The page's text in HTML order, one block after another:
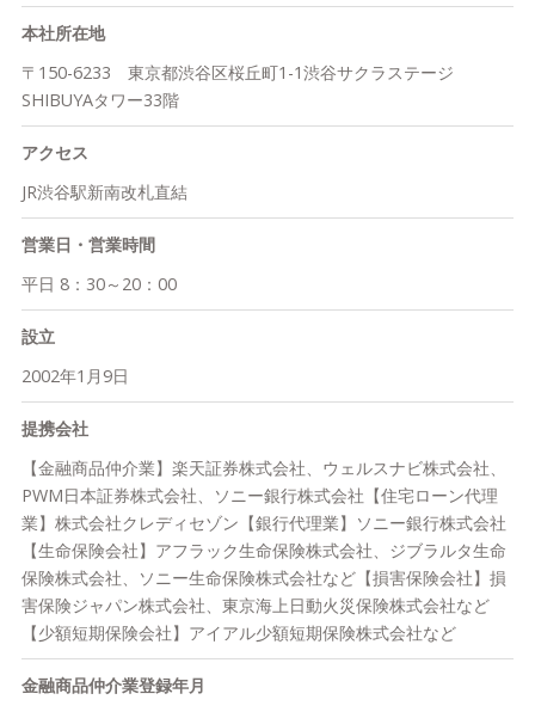
ライフプランを作成
必要な金融商品をご提供
メリット３ご加入いただいた後の アフターサービスまで 一貫し
④人生に関わる内容をじっくりと考えていただきたいから、ご相
談は何度でも無料です
「相談に費用はかかるのですか？」という質問をよくいただきま
す。ブロードマインドでは、原則として何度ご相談いただいて
値をご提供いたします】
き出し、あらゆる情報をご提供することで課題解決に導くことが
コンサルティングの本質である」という想いのもと、大手保険会
社に所属していた私は2002年1月にブロードマインドを設立しま
した。
その後私たちは、お客様のお金に関するあらゆるニーズに応える
ことのできる体制を構築し、情報提供から解決策へと導く質の高
いサービスを提供し続けることでお客様やビジネスパートナーか
ら選ばれ続けてきました。一方で、個人・法人を問わず私たちの
お客様を取り巻く環境は刻々と変化しています。
ます＞
弊社のコンサルタントはお客様のあらゆるニーズにお応えするた
めに、常にタイムリーで正確な情報と共にサービスをご提供しま
す。そのために、最新のコンサルティング事例や、税務・社会保
障などの制度の変更などについて学ぶために社外の専門家を招い
た勉強会を定期的に行うなど、自己研鑽を欠かしません。高い専
門性を持つプロフェッショナルが、お客様のあらゆるニーズにお
②カスタマーセンターを設置し､アフターサービスまでしっかり
私たちが取り扱う金融商品は、ご契約をいただいただけでは、お
客様の手元にはその価値の半分があるにすぎず、残り半分の価値
は、しっかりと活用していただけることで初めて生まれます。弊
社では、専任のスタッフを配置したカスタマーセンターを設置
し、ご契約内容の変更などのアフターサービスをご提供していま
す。ご契約だけでなく、その後のフォローについてもお任せくだ
さい。
③豊富な外部の専門家ネットワークを活用した高度なソリューシ
ョン
お客様のさまざまなご相談に対応するため、税理士や弁護士、司
法書士、社会保険労務士、不動産鑑定士などの信頼できる外部の
本社所在地
〒150-6233 東京都渋谷区桜丘町1-1渋谷サクラステージ
SHIBUYAタワー33階
アクセス
JR渋谷駅新南改札直結
営業日・営業時間
平日 8：30～20：00
設立
2002年1月9日
提携会社
【金融商品仲介業】楽天証券株式会社、ウェルスナビ株式会社、
PWM日本証券株式会社、ソニー銀行株式会社【住宅ローン代理
業】株式会社クレディセゾン【銀行代理業】ソニー銀行株式会社
【生命保険会社】アフラック生命保険株式会社、ジブラルタ生命
保険株式会社、ソニー生命保険株式会社など【損害保険会社】損
害保険ジャパン株式会社、東京海上日動火災保険株式会社など
【少額短期保険会社】アイアル少額短期保険株式会社など
金融商品仲介業登録年月